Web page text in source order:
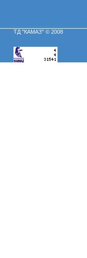
ТД "КАМАЗ" © 2008